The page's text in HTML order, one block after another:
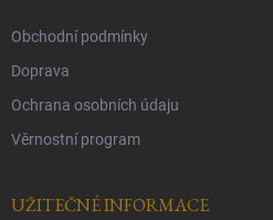
Obchodní podmínky
Doprava
Ochrana osobních údaju
Věrnostní program
UŽITEČNÉ INFORMACE